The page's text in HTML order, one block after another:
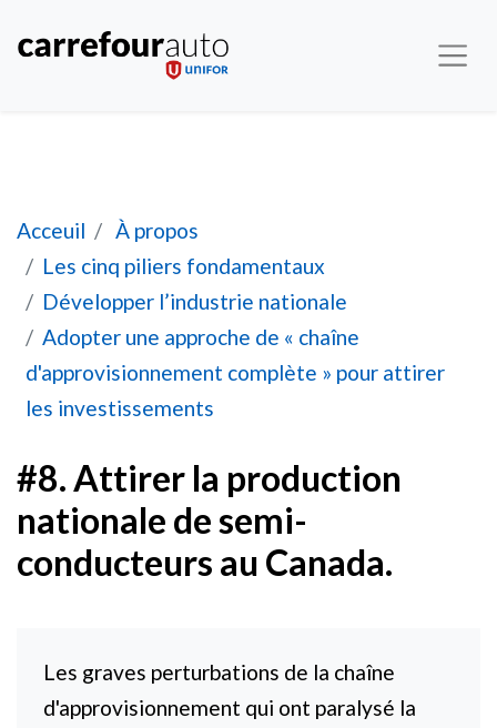
Acceuil
À propos
Les cinq piliers fondamentaux
Développer l’industrie nationale
Adopter une approche de « chaîne
d'approvisionnement complète » pour attirer
les investissements
#8. Attirer la production nationale de semi-
#8. Attirer la production
nationale de semi-
conducteurs au Canada.
Les graves perturbations de la chaîne
d'approvisionnement qui ont paralysé la